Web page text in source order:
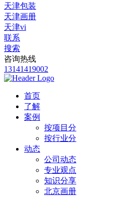
天津包装
天津画册
天津vi
联系
搜索
咨询热线
13141419002
首页
了解
案例
按项目分
按行业分
动态
公司动态
专业观点
知识分享
北京画册